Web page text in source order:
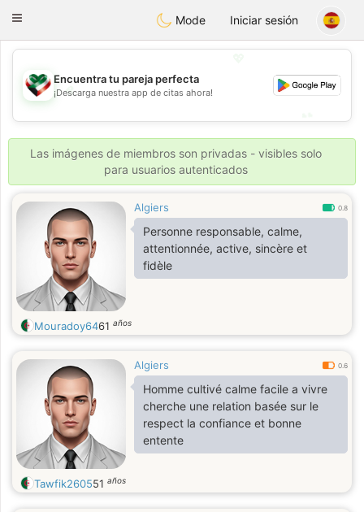
KuwaitChat
Toggle
Mode Iniciar sesión
💖
💕
Encuentra tu pareja perfecta
¡Descarga nuestra app de citas ahora!
Las imágenes de miembros son privadas - visibles solo
para usuarios autenticados
Algiers 0.8
Personne responsable, calme,
attentionnée, active, sincère et
fidèle
Mouradoy6461 años
Algiers 0.6
Homme cultivé calme facile a vivre
cherche une relation basée sur le
respect la confiance et bonne
entente
Tawfik260551 años